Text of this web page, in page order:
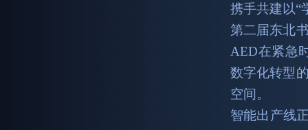
携手共建以“
第二届东北
AED在紧急
数字化转型
空间。
智能出产线